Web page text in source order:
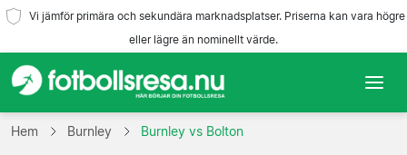
Vi jämför primära och sekundära marknadsplatser. Priserna kan vara högre
eller lägre än nominellt värde.
Hem
Hem Burnley Burnley vs Bolton